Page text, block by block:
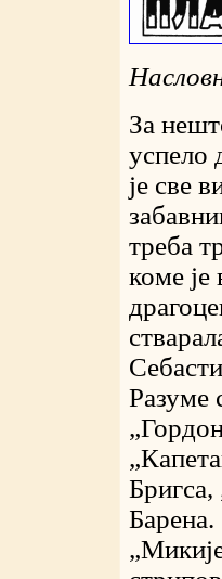
За
успело
је све
треба
коме
Разуме
Барена.